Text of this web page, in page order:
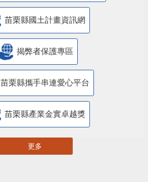
苗栗縣國土計畫資訊網
揭弊者保護專區
苗栗縣攜手串連愛心平台
苗栗縣產業金實卓越獎
更多